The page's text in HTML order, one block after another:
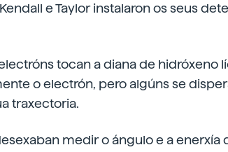
e Taylor instalaron os seus
tocan a diana de hidróxeno
o electrón, pero algúns se
traxectoria.
medir o ángulo e a enerxía